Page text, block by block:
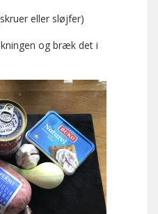
eller sløjfer)
og bræk det i